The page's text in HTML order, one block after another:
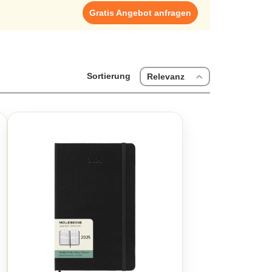
Gratis Angebot anfragen
Sortierung Relevanz